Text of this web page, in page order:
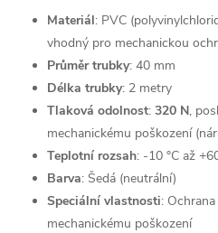
Materiál: PVC
vhodný pro mechanickou
Průměr trubky: 40 mm
Délka trubky: 2 metry
Tlaková odolnost: 320 N,
mechanickému poškození
Teplotní rozsah: -10 °C až
Barva: Šedá (neutrální)
Speciální vlastnosti:
mechanickému poškození